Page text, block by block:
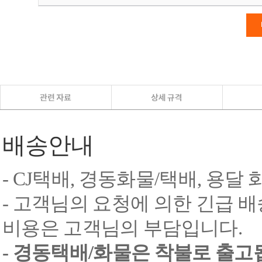
배송안내
- CJ택배, 경동화물/택배, 용달
- 고객님의 요청에 의한 긴급
비용은 고객님의 부담입니다.
- 경동택배/화물은 착불로 출고